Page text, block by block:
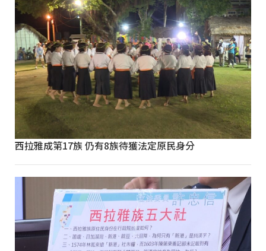
西拉雅成第17族 仍有8族待獲法定原民身分